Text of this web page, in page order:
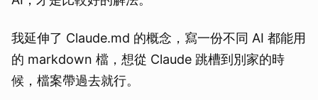
我延伸了 Claude.md 的概念，寫一份不同 AI 都能用
的 markdown 檔，想從 Claude 跳槽到別家的時
候，檔案帶過去就行。